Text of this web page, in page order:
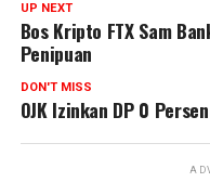
UP NEXT
Bos Kripto FTX Sam
Penipuan
DON'T MISS
OJK Izinkan DP 0